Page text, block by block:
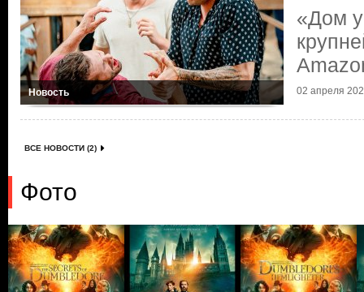
Новость
«Дом
02 апреля
ВСЕ НОВОСТИ (2)
Фото